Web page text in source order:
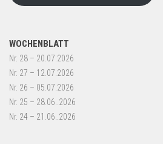
WOCHENBLATT
Nr. 28 – 20.07.2026
Nr. 27 – 12.07.2026
Nr. 26 – 05.07.2026
Nr. 25 – 28.06..2026
Nr. 24 – 21.06..2026